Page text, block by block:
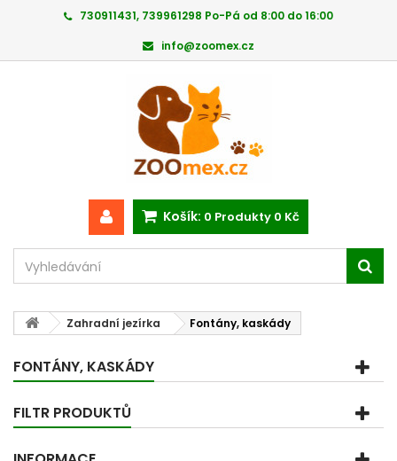
730911431, 739961298 Po-Pá od 8:00 do 16:00
info@zoomex.cz
Košík: 0 Produkty 0 Kč
Zahradní jezírka Fontány, kaskády
FONTÁNY, KASKÁDY
FILTR PRODUKTŮ